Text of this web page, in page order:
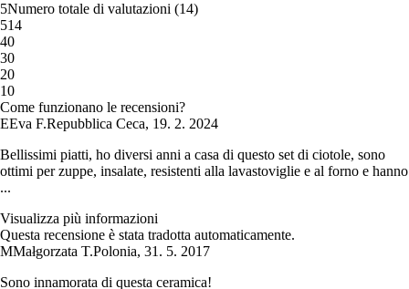
5Numero totale di valutazioni (14)
514
40
30
20
10
Come funzionano le recensioni?
EEva F.Repubblica Ceca, 19. 2. 2024
Bellissimi piatti, ho diversi anni a casa di questo set di ciotole, sono
ottimi per zuppe, insalate, resistenti alla lavastoviglie e al forno e hanno
...
Visualizza più informazioni
Questa recensione è stata tradotta automaticamente.
MMałgorzata T.Polonia, 31. 5. 2017
Sono innamorata di questa ceramica!